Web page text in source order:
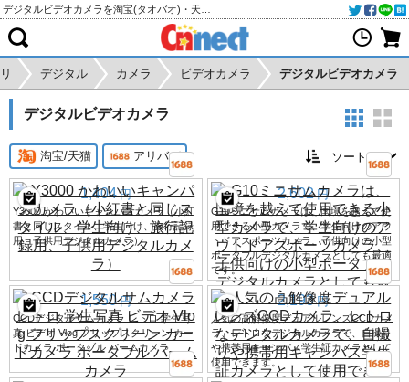
デジタル カメラ ビデオカメラ デジタルビデオカメラ
デジタルビデオカメラ
淘宝/天猫 アリババ
1,404 円
Y3000 かわいいキャンパスカメラ（小紅
書と同じスタイル、学生向け、旅行記録
用、子供用デジタルカメラ）
2,602 円
G10ミニサムカメラは、国境を越えて使
用できる小型カメラで、学生向けのアウ
トドアスポーツカメラ、子供向けの小型
ポータブルデジタルカメラとしても最適
です。
1,550 円
CCDデジタルサムカメラ レトロ 学生写
真 ビデオ Vlog フリップスクリーン カー
ドカメラ ポータブル パームカメラ
2,193 円
人気の高解像度デュアルレンズCCDカメ
ラ、レトロなデジタルカメラで、自撮り
や携帯用キャンパス学生証カメラとして
使用できます。